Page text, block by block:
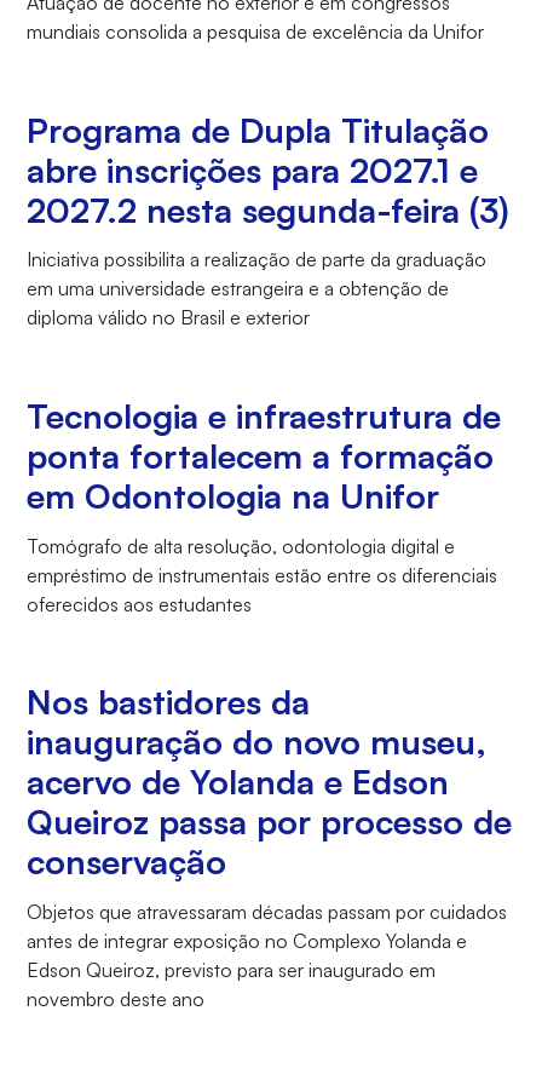
mundiais consolida a pesquisa de excelência da Unifor
Programa de Dupla Titulação
abre inscrições para 2027.1 e
2027.2 nesta segunda-feira (3)
Iniciativa possibilita a realização de parte da graduação
em uma universidade estrangeira e a obtenção de
diploma válido no Brasil e exterior
Tecnologia e infraestrutura de
ponta fortalecem a formação
em Odontologia na Unifor
Tomógrafo de alta resolução, odontologia digital e
empréstimo de instrumentais estão entre os diferenciais
oferecidos aos estudantes
Nos bastidores da
inauguração do novo museu,
acervo de Yolanda e Edson
Queiroz passa por processo de
conservação
Objetos que atravessaram décadas passam por cuidados
antes de integrar exposição no Complexo Yolanda e
Edson Queiroz, previsto para ser inaugurado em
novembro deste ano